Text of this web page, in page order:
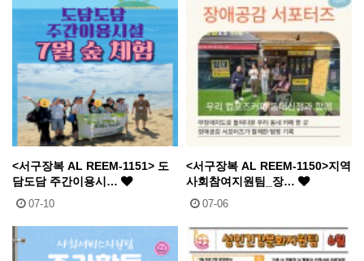
<서구장복 AL REEM-1151> 도
담도담 주간이용시…
07-10
<서구장복 AL REEM-1150>지역
사회참여지원팀_장…
07-06